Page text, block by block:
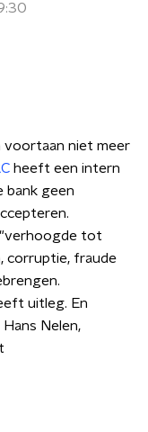
voortaan niet meer
heeft een intern
bank geen
tot
corruptie, fraude
uitleg. En
Nelen,